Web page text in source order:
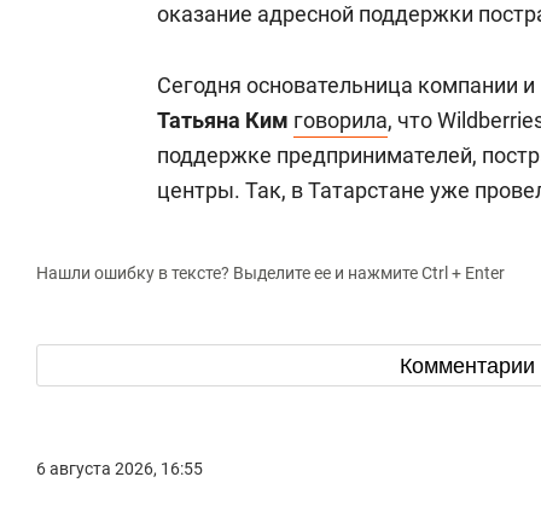
оказание адресной поддержки
Сегодня основательница компании
Татьяна Ким говорила, что
поддержке предпринимателей,
центры. Так, в Татарстане уже
Нашли ошибку в тексте? Выделите ее и нажмите Ctrl + Enter
Комментарии
6 августа 2026, 16:55